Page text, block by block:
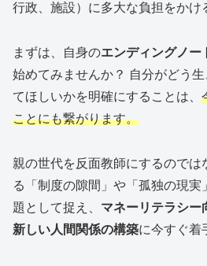
行政、施設）に多大な負担をかけ
まずは、自身のエンディングノー
始めてみませんか？ 自分がどう
てほしいかを明確にすることは、
ことにも繋がります。
親の世代を反面教師にするのでは
る「制度の隙間」や「孤独の現
題として捉え、 マネーリテラシー
新しい人間関係の構築に今すぐ着